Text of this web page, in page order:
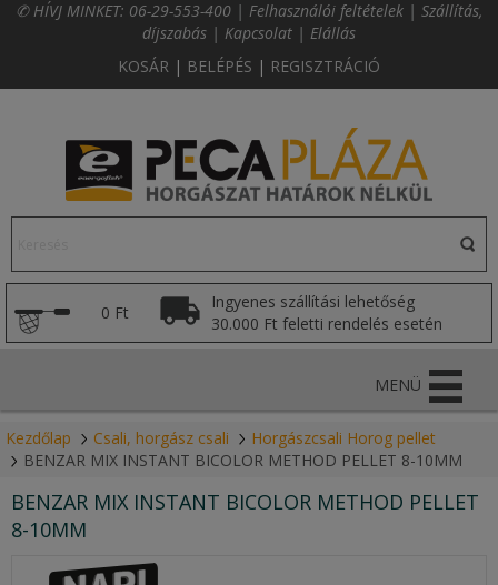
✆ HÍVJ MINKET: 06-29-553-400 | Felhasználói feltételek | Szállítás,
díjszabás | Kapcsolat | Elállás
KOSÁR | BELÉPÉS | REGISZTRÁCIÓ
0 Ft
Ingyenes szállítási lehetőség
30.000 Ft feletti rendelés esetén
MENÜ
Kezdőlap Csali, horgász csali
Horgászcsali Horog pellet
BENZAR MIX INSTANT BICOLOR METHOD PELLET 8-10MM
BENZAR MIX INSTANT BICOLOR METHOD PELLET
8-10MM